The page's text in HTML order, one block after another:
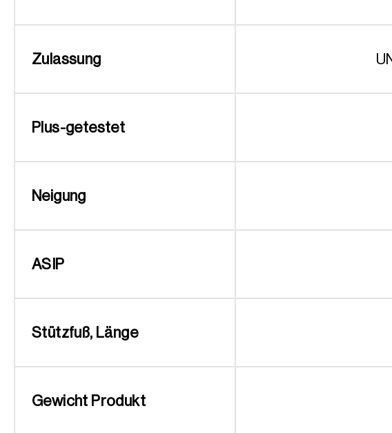
Zulassung
Plus-getestet
Neigung
ASIP
Stützfuß, Länge
Gewicht Produkt